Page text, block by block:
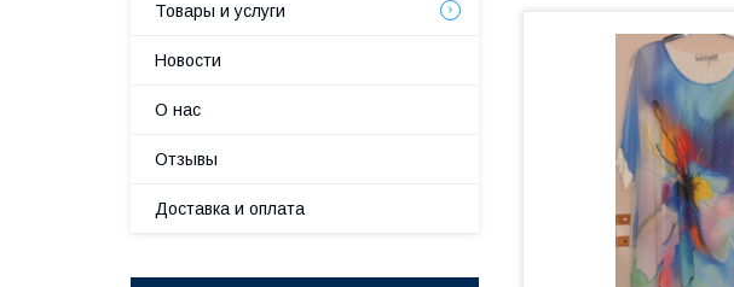
Товары и услуги
Новости
О нас
Отзывы
Доставка и оплата